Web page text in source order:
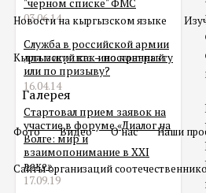
Новости на кыргызском языке
Кыргызский как иностранный
Галерея
Фото Видео О нас Наши
Сайты организаций
"черном списке" ФМС
03.06.14
Служба в российской армии
для мигранта – по контракту
или по призыву?
16.04.14
Стартовал прием заявок на
участие в форуме «Диалог на
Волге: мир и
взаимопонимание в XXI
веке»
17.09.19